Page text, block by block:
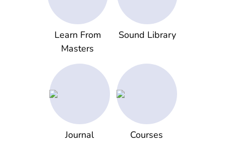
Learn From
Masters
Sound Library
Journal Courses